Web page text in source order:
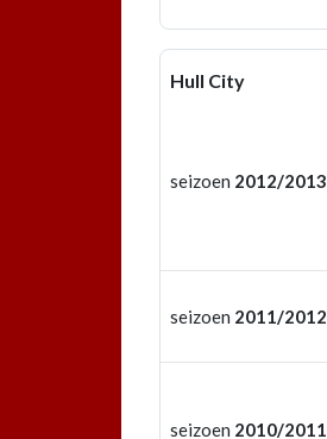
Hull City
seizoen 2012/2013
seizoen 2011/2012
seizoen 2010/2011